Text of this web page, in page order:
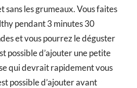
les grumeaux. Vous faites
pendant 3 minutes 30
et vous pourrez le déguster
possible d’ajouter une petite
qui devrait rapidement vous
possible d’ajouter avant